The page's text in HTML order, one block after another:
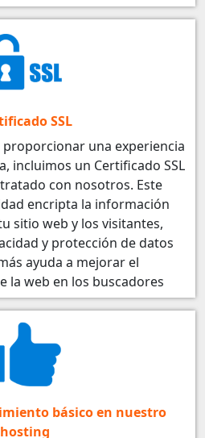
SSL
una experiencia
incluimos un Certificado SSL
con nosotros. Este
encripta la información
sitio web y los visitantes,
y protección de datos
ayuda a mejorar el
la web en los buscadores
básico en nuestro
hosting